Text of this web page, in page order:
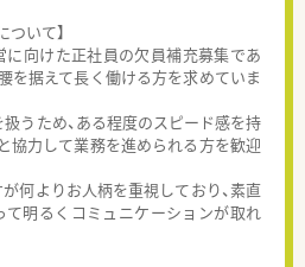
ついて】
向けた正社員の欠員補充募集であ
を据えて長く働ける方を求めていま
うため、ある程度のスピード感を持
協力して業務を進められる方を歓迎
何よりお人柄を重視しており、素直
て明るくコミュニケーションが取れ